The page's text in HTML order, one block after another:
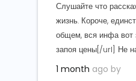
Слушайте что
жизнь. Короче,
общем, вся инфа
запоя цены[/url] Не
1 month ago by